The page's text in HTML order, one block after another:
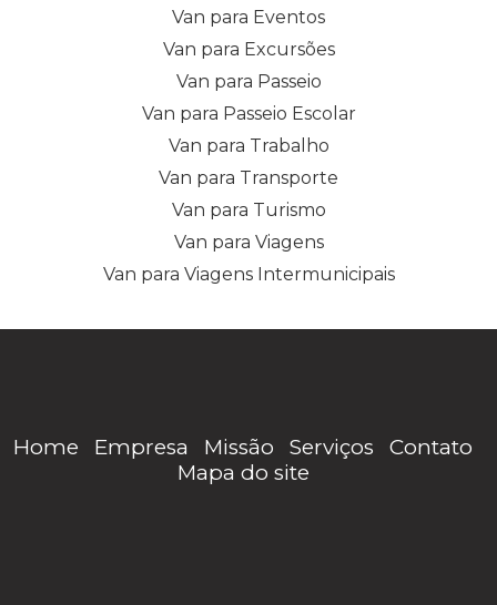
Van para Eventos
Van para Excursões
Van para Passeio
Van para Passeio Escolar
Van para Trabalho
Van para Transporte
Van para Turismo
Van para Viagens
Van para Viagens Intermunicipais
Home Empresa Missão Serviços
Contato
Mapa do site